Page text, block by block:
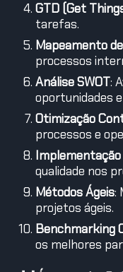
GTD (Get
tarefas.
Mapeamento
processos
Análise SWOT:
oportunidades
Otimização
processos e
Implementação
qualidade nos
Métodos Ágeis:
projetos ágeis.
Benchmarking
os melhores